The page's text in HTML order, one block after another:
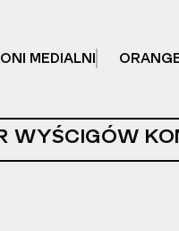
MEDIALNI
WYŚCIGÓW